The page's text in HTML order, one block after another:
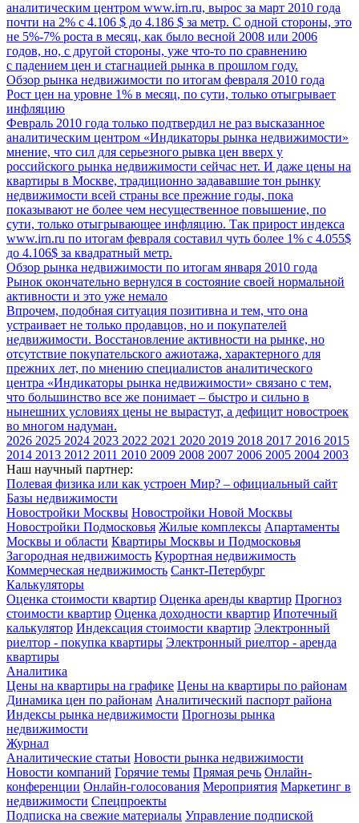
аналитическим центром www.irn.ru, вырос за март 2010 года
почти на 2% с 4.106 $ до 4.186 $ за метр. С одной стороны, это
не 5%-7% роста в месяц, как было весной 2008 или 2006
годов, но, с другой стороны, уже что-то по сравнению
с падением цен и стагнацией рынка в прошлом году.
Обзор рынка недвижимости по итогам февраля 2010 года
Рост цен на уровне 1% в месяц, по сути, только отыгрывает
инфляцию
Февраль 2010 года только подтвердил не раз высказанное
аналитическим центром «Индикаторы рынка недвижимости»
мнение, что сил для серьезного рывка цен вверх у
российского рынка недвижимости сейчас нет. И даже цены на
квартиры в Москве, традиционно задававшие тон рынку
недвижимости всей страны все прежние годы, пока
показывают не более чем несущественное повышение, по
сути, только отыгрывающее инфляцию. Так прирост индекса
www.irn.ru по итогам февраля составил чуть более 1% с 4.055$
до 4.106$ за квадратный метр.
Обзор рынка недвижимости по итогам января 2010 года
Рынок окончательно вернулся в состояние своей нормальной
активности и это уже немало
Впрочем, подобная ситуация позитивна и тем, что она
устраивает не только продавцов, но и покупателей
недвижимости. Восстановление активности на рынке, но
отсутствие покупательского ажиотажа, характерного для
прежних лет, по мнению специалистов аналитического
центра «Индикаторы рынка недвижимости» связано с тем,
что большинство все же понимает – быстро и сильно в
нынешних условиях цены не вырастут, а дефицит новостроек
во многом надуман.
2026 2025 2024 2023 2022 2021 2020 2019 2018 2017 2016 2015
2014 2013 2012 2011 2010 2009 2008 2007 2006 2005 2004 2003
Наш научный партнер:
Полевая физика или как устроен Мир? – официальный сайт
Базы недвижимости
Новостройки Москвы Новостройки Новой Москвы
Новостройки Подмосковья Жилые комплексы Апартаменты
Москвы и области Квартиры Москвы и Подмосковья
Загородная недвижимость Курортная недвижимость
Коммерческая недвижимость Санкт-Петербург
Калькуляторы
Оценка стоимости квартир Оценка аренды квартир Прогноз
стоимости квартир Оценка доходности квартир Ипотечный
калькулятор Индексация стоимости квартир Электронный
риелтор - покупка квартиры Электронный риелтор - аренда
квартиры
Аналитика
Цены на квартиры на графике Цены на квартиры по районам
Динамика цен по районам Аналитический паспорт района
Индексы рынка недвижимости Прогнозы рынка
недвижимости
Журнал
Аналитические статьи Новости рынка недвижимости
Новости компаний Горячие темы Прямая речь Онлайн-
конференции Онлайн-голосования Мероприятия Маркетинг в
недвижимости Спецпроекты
Подписка на свежие материалы Управление подпиской